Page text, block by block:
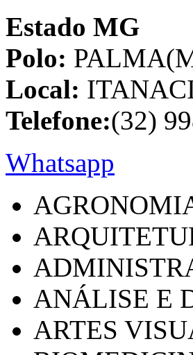
Estado MG
Polo:
Local:
Telefone:(32)
Whatsapp
ANÁLISE E
ARTES